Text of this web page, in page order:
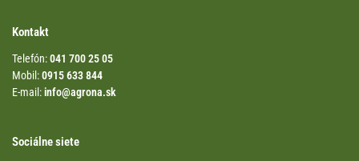
Kontakt
Telefón:041 700 25 05
Mobil:0915 633 844
E-mail:info@agrona.sk
Sociálne siete